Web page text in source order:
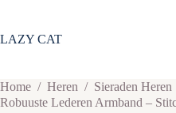
de
LAZY CAT
Home / Heren / Sieraden Heren
Robuuste Lederen Armband –